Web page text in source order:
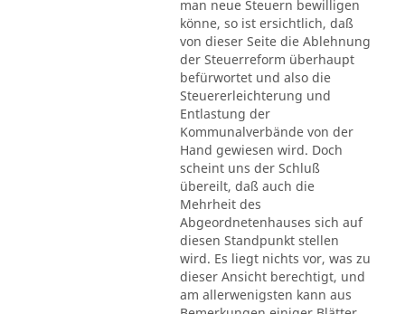
man neue Steuern bewilligen
könne, so ist ersichtlich, daß
von dieser Seite die Ablehnung
der Steuerreform überhaupt
befürwortet und also die
Steuererleichterung und
Entlastung der
Kommunalverbände von der
Hand gewiesen wird. Doch
scheint uns der Schluß
übereilt, daß auch die
Mehrheit des
Abgeordnetenhauses sich auf
diesen Standpunkt stellen
wird. Es liegt nichts vor, was zu
dieser Ansicht berechtigt, und
am allerwenigsten kann aus